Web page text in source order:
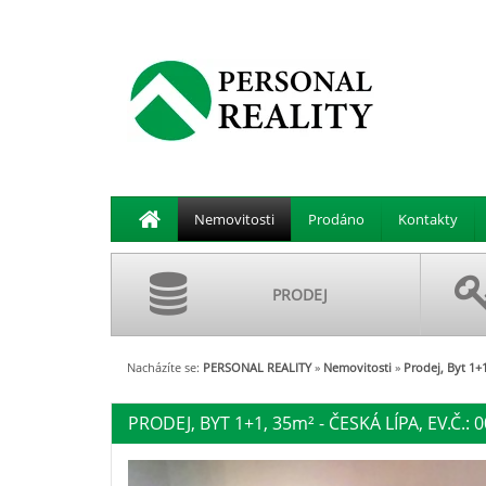
Nemovitosti Prodáno Kontakty
PRODEJ
Nacházíte se: PERSONAL REALITY » Nemovitosti » Prodej, Byt
PRODEJ, BYT 1+1, 35m²- ČESKÁ LÍPA, EV.Č.: